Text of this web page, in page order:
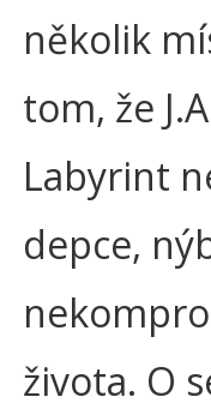
několik
tom, že
Labyrint
depce,
života. O